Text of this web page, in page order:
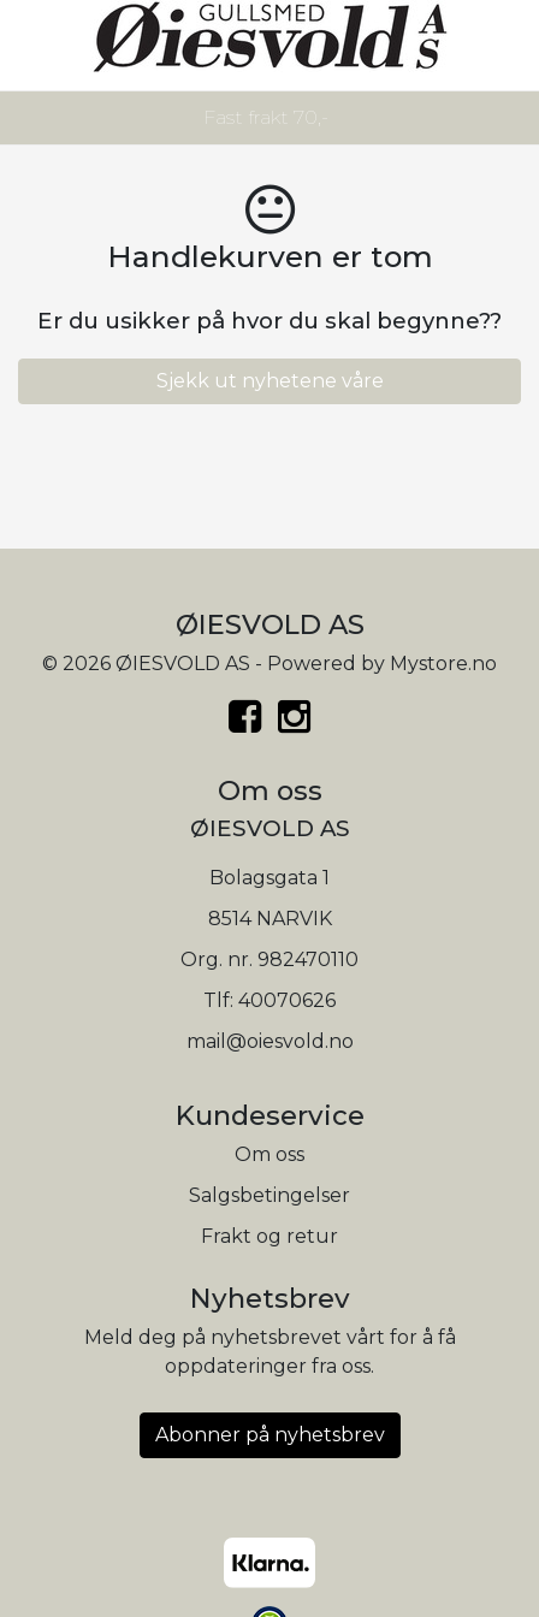
Fast frakt 70,-
Handlekurven er tom
Er du usikker på hvor du skal begynne??
Sjekk ut nyhetene våre
ØIESVOLD AS
© 2026 ØIESVOLD AS - Powered by Mystore.no
Om oss
ØIESVOLD AS
Bolagsgata 1
8514 NARVIK
Org. nr. 982470110
Tlf: 40070626
mail@oiesvold.no
Kundeservice
Om oss
Salgsbetingelser
Frakt og retur
Nyhetsbrev
Meld deg på nyhetsbrevet vårt for å få
oppdateringer fra oss.
Abonner på nyhetsbrev